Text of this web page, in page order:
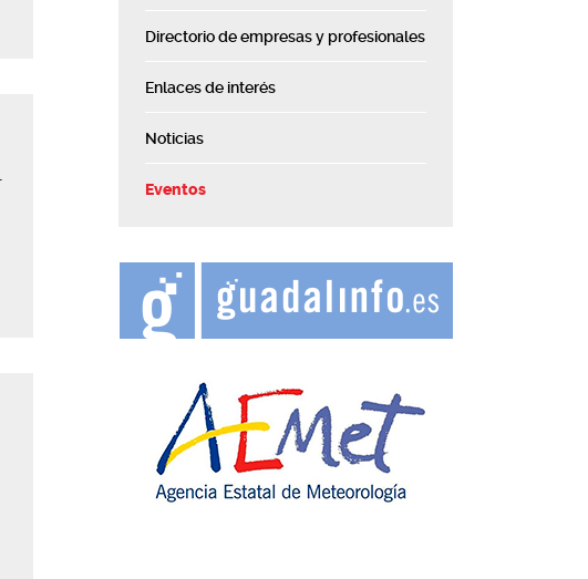
Directorio de empresas y profesionales
Enlaces de interés
Noticias
Eventos